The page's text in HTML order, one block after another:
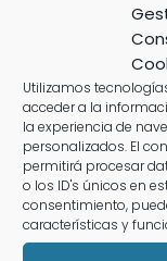
Utilizamos
acceder a la
la experiencia de
personalizados. El
permitirá procesar
o los ID's únicos en
consentimiento,
características y
Abogado
Padrón
Deja una